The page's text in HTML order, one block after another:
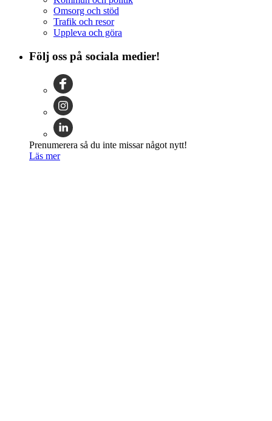
Omsorg och stöd
Trafik och resor
Uppleva och göra
Följ oss på sociala medier!
Prenumerera så du inte missar något nytt!
Läs mer